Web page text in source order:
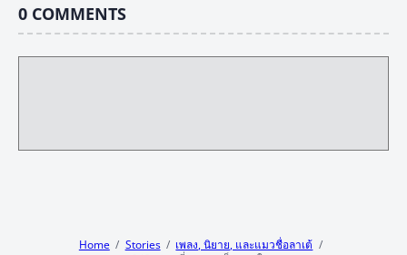
0 COMMENTS
Home Stories
เพลง, นิยาย, และแมวชื่อลาเต้